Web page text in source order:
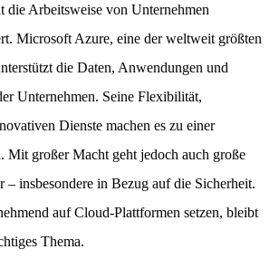
die Arbeitsweise von Unternehmen
Microsoft Azure, eine der weltweit größten
die Daten, Anwendungen und
Unternehmen. Seine Flexibilität,
Dienste machen es zu einer
Mit großer Macht geht jedoch auch große
– insbesondere in Bezug auf die Sicherheit.
auf Cloud-Plattformen setzen, bleibt
Thema.